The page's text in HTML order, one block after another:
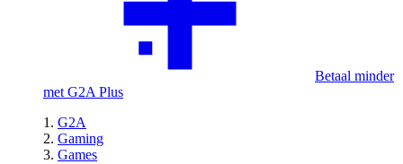
Betaal minder
met G2A Plus
G2A
Gaming
Games